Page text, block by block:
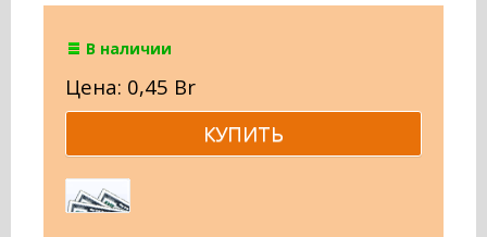
В наличии
Цена: 0,45 Br